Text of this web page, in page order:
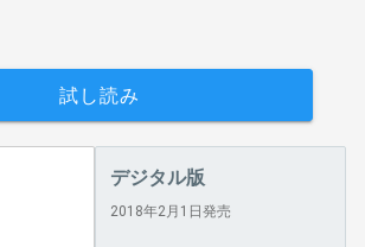
試し読み
デジタル版
2018年2月1日発売